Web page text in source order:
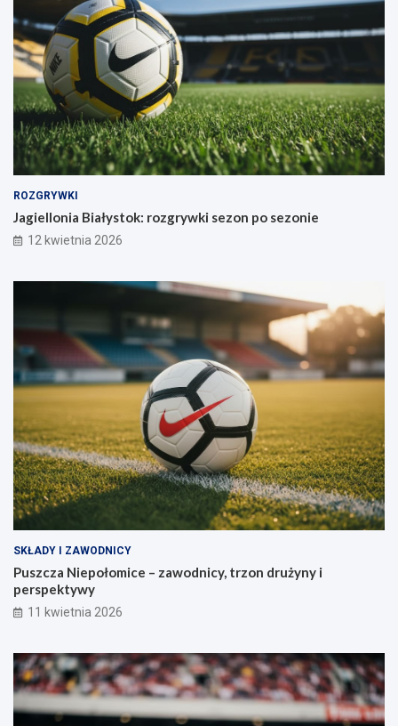
ROZGRYWKI
Jagiellonia Białystok: rozgrywki sezon po sezonie
12 kwietnia 2026
SKŁADY I ZAWODNICY
Puszcza Niepołomice – zawodnicy, trzon drużyny i
perspektywy
11 kwietnia 2026